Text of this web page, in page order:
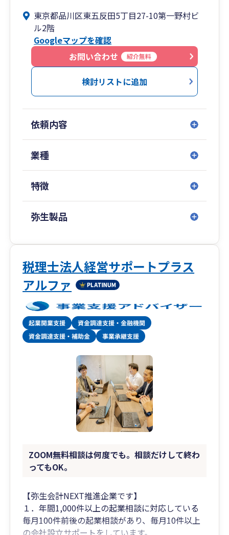
す。
追徴０円で終わらせた実績が多数あります。
任せて安心の弊所までぜひお気軽にお問い合わせ
ください。
無料！（登記は司法書士が行います）
・弥生会計の全サービス&ソフトに精通！（freee
も全体のわずか数%しかいない五つ星認定アドバ
・スタートアップの創業支援から売上数百億円規
模の大企業の事業承継まで対応可能！
な専門知識とコミュニケーション能力を兼ね備え
た人材が、中小企業向けに税務サービスを展開す
る稀有な税理士法人です。
入支援」「大企業の税務顧問」などを得意として
おり、中でも資金調達は、社会保険労務士法人併
設のため、融資や補助金から助成金までワンスト
相続対策、事業承継などの特殊業務まで、経営に
関わることであれば何でもお気軽にご相談くださ
い。
東京都品川区東五反田5丁目27-10第一野村ビ
ル2階
Googleマップを確認
お問い合わせ
紹介無料
検討リストに追加
依頼内容
業種
特徴
弥生製品
税理士法人経営サポートプラス
アルファ
ZOOM無料相談は何度でも。相談だけして終わ
ってもOK。
【弥生会計NEXT推進企業です】
１．年間1,000件以上の起業相談に対応している
毎月100件前後の起業相談があり、毎月10件以上
の会社設立サポートをしています。